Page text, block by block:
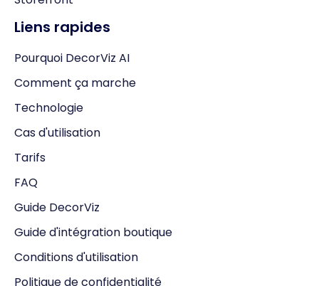
Liens rapides
Pourquoi DecorViz AI
Comment ça marche
Technologie
Cas d'utilisation
Tarifs
FAQ
Guide DecorViz
Guide d'intégration boutique
Conditions d'utilisation
Politique de confidentialité